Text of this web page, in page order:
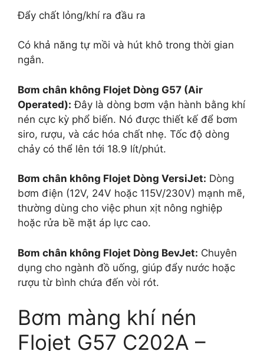
Đẩy chất lỏng/khí ra đầu ra
Có khả năng tự mồi và hút khô trong thời gian
ngắn.
Bơm chân không Flojet Dòng G57 (Air
Operated): Đây là dòng bơm vận hành bằng khí
nén cực kỳ phổ biến. Nó được thiết kế để bơm
siro, rượu, và các hóa chất nhẹ. Tốc độ dòng
chảy có thể lên tới 18.9 lít/phút.
Bơm chân không Flojet Dòng VersiJet: Dòng
bơm điện (12V, 24V hoặc 115V/230V) mạnh mẽ,
thường dùng cho việc phun xịt nông nghiệp
hoặc rửa bề mặt áp lực cao.
Bơm chân không Flojet Dòng BevJet: Chuyên
dụng cho ngành đồ uống, giúp đẩy nước hoặc
rượu từ bình chứa đến vòi rót.
Bơm màng khí nén
Flojet G57 C202A –